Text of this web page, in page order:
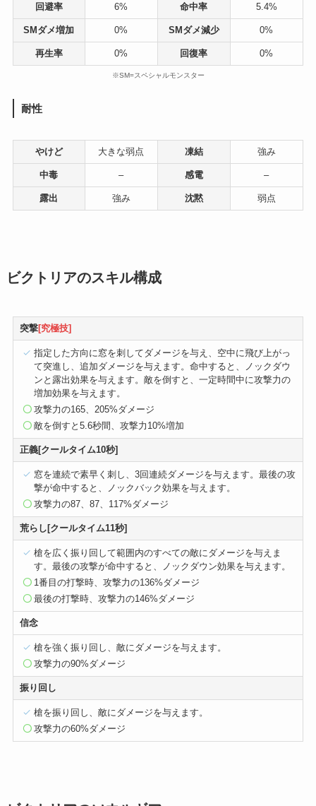
回避率 6% 命中率 5.4%
SMダメ増加 0% SMダメ減少 0%
再生率 0% 回復率 0%
※SM=スペシャルモンスター
耐性
やけど 大きな弱点 凍結 強み
中毒 – 感電 –
露出 強み 沈黙 弱点
ビクトリアのスキル構成
突撃[究極技]
指定した方向に窓を刺してダメージを与え、空中に飛び上がっ
て突進し、追加ダメージを与えます。命中すると、ノックダウ
ンと露出効果を与えます。敵を倒すと、一定時間中に攻撃力の
増加効果を与えます。
攻撃力の165、205%ダメージ
敵を倒すと5.6秒間、攻撃力10%増加
正義[クールタイム10秒]
窓を連続で素早く刺し、3回連続ダメージを与えます。最後の攻
撃が命中すると、ノックバック効果を与えます。
攻撃力の87、87、117%ダメージ
荒らし[クールタイム11秒]
槍を広く振り回して範囲内のすべての敵にダメージを与えま
す。最後の攻撃が命中すると、ノックダウン効果を与えます。
1番目の打撃時、攻撃力の136%ダメージ
最後の打撃時、攻撃力の146%ダメージ
信念
槍を強く振り回し、敵にダメージを与えます。
攻撃力の90%ダメージ
振り回し
槍を振り回し、敵にダメージを与えます。
攻撃力の60%ダメージ